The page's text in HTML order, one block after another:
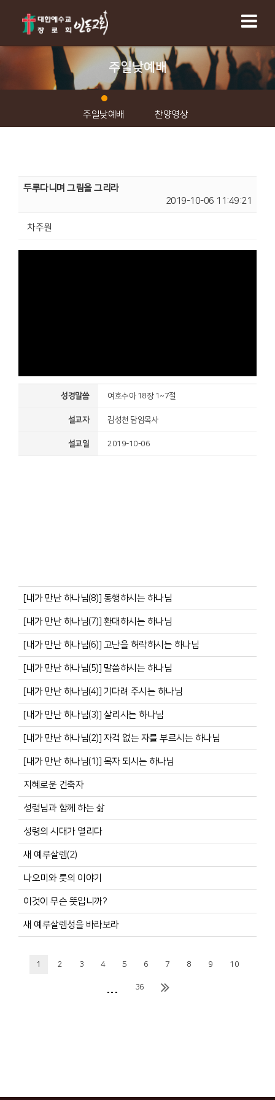
주일낮예배
주일낮예배 찬양영상
두루다니며 그림을 그리라
2019-10-06 11:49:21
차주원
성경말씀 여호수아 18장 1~7절
설교자 김성천 담임목사
설교일 2019-10-06
[내가 만난 하나님(8)] 동행하시는 하나님
[내가 만난 하나님(7)] 환대하시는 하나님
[내가 만난 하나님(6)] 고난을 허락하시는 하나님
[내가 만난 하나님(5)] 말씀하시는 하나님
[내가 만난 하나님(4)] 기다려 주시는 하나님
[내가 만난 하나님(3)] 살리시는 하나님
[내가 만난 하나님(2)] 자격 없는 자를 부르시는 하나님
[내가 만난 하나님(1)] 목자 되시는 하나님
지혜로운 건축자
성령님과 함께 하는 삶
성령의 시대가 열리다
새 예루살렘(2)
나오미와 룻의 이야기
이것이 무슨 뜻입니까?
새 예루살렘성을 바라보라
1 2 3 4 5 6 7 8 9 10
... 36